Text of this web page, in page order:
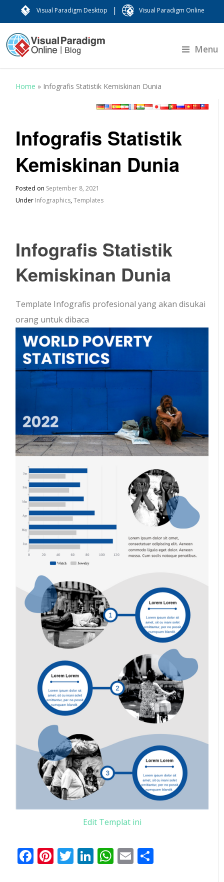
Visual Paradigm Desktop | Visual Paradigm Online
Menu
Home » Infografis Statistik Kemiskinan Dunia
Infografis Statistik
Kemiskinan Dunia
Posted on September 8, 2021
Under Infographics,Templates
Infografis Statistik
Kemiskinan Dunia
Template Infografis profesional yang akan disukai
orang untuk dibaca
Edit Templat ini
Facebook
Pinterest
Twitter
LinkedIn
WhatsApp
Email